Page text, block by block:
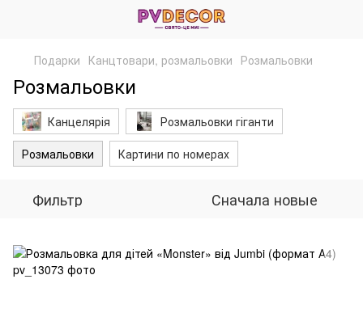
Подарки Канцтовари, розмальовки Розмальовки
Розмальовки
Канцелярія
Розмальовки гіганти
Розмальовки
Картини по номерах
Фильтр Сначала новые